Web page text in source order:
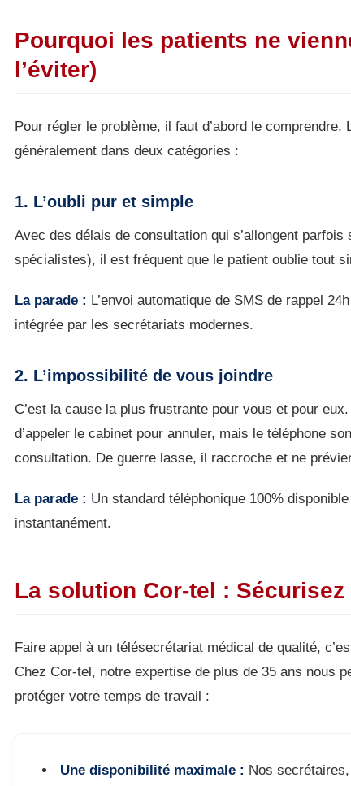
Pourquoi les patients ne
l’éviter)
Pour régler le problème, il faut d’abord le
généralement dans deux catégories :
1. L’oubli pur et simple
Avec des délais de consultation qui s’allongent
spécialistes), il est fréquent que le patient oublie tout
La parade : L’envoi automatique de SMS de rappel
intégrée par les secrétariats modernes.
2. L’impossibilité de vous joindre
C’est la cause la plus frustrante pour vous et pour
d’appeler le cabinet pour annuler, mais le téléphone
consultation. De guerre lasse, il raccroche et ne
La parade : Un standard téléphonique 100%
instantanément.
La solution Cor-tel :
Faire appel à un télésecrétariat médical de qualité,
Chez Cor-tel, notre expertise de plus de 35 ans nous
protéger votre temps de travail :
Une disponibilité maximale : Nos